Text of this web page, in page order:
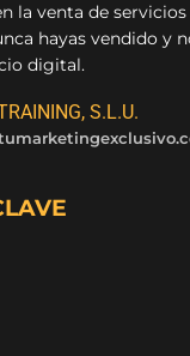
la venta de
hayas vendido y
digital.
S.L.U.